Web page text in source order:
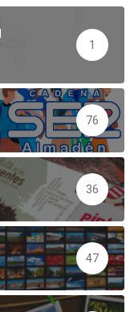
1
76
36
47